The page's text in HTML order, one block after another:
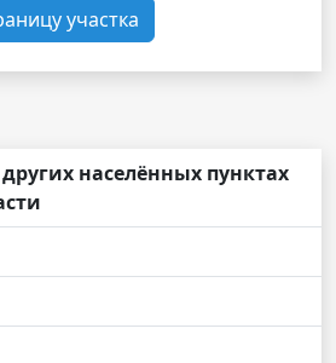
участка
населённых пунктах